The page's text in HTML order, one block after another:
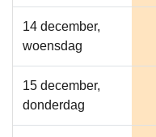
14 december,
woensdag
15 december,
donderdag